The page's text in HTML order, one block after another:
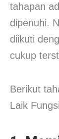
tahapan
dipenuhi.
diikuti
cukup
Berikut
Laik